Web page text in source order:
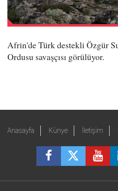
Afrin'de Türk destekli Özgür
Ordusu savaşçısı görülüyor.
Anasayfa Künye İletişim